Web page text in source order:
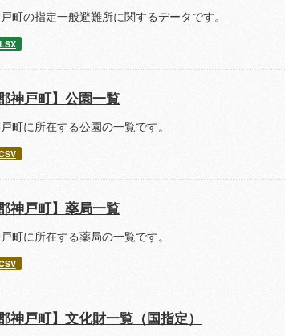
町の指定一般避難所に関するデータです。
神戸町】公園一覧
町に所在する公園の一覧です。
神戸町】薬局一覧
町に所在する薬局の一覧です。
神戸町】文化財一覧（国指定）